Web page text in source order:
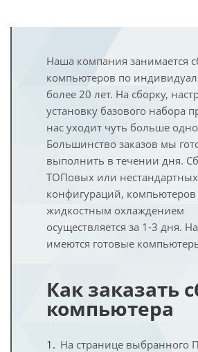
Наша компания занимается
компьютеров по
более 20 лет. На сборку,
установку базового набора
нас уходит чуть больше
Большинство заказов мы
выполнить в течении дня.
ТОПовых или нестандартных
конфигураций, компьютеров
жидкостным охлаждением
осуществляется за 1-3 дня.
имеются готовые
Как заказать
компьютера
На странице выбранного